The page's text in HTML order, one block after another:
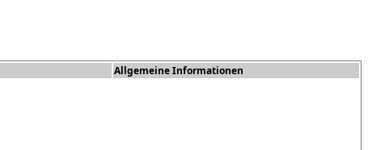
Allgemeine Informationen